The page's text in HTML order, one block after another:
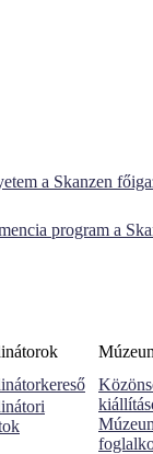
a Skanzen
program a